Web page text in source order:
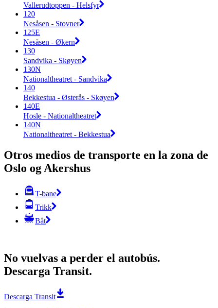
Vallerudtoppen - Helsfyr
120
Nesåsen - Stovner
125E
Nesåsen - Økern
130
Sandvika - Skøyen
130N
Nationaltheatret - Sandvika
140
Bekkestua - Østerås - Skøyen
140E
Hosle - Nationaltheatret
140N
Nationaltheatret - Bekkestua
Otros medios de transporte en la zona de
Oslo og Akershus
T-bane
Trikk
Båt
No vuelvas a perder el autobús.
Descarga Transit.
Descarga Transit